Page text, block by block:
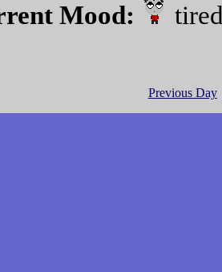
Mood:
Previous Day